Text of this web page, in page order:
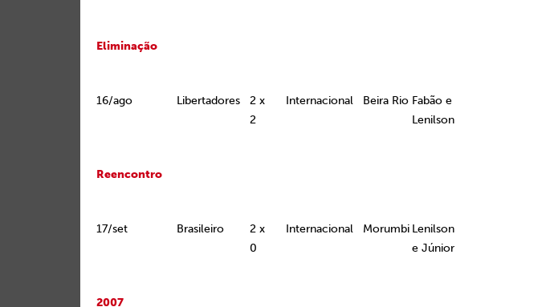
Eliminação
16/ago Libertadores
2 x
2
Internacional Beira Rio Fabão e
Lenilson
Reencontro
17/set Brasileiro
2 x
0
Internacional Morumbi Lenilson
e Júnior
2007